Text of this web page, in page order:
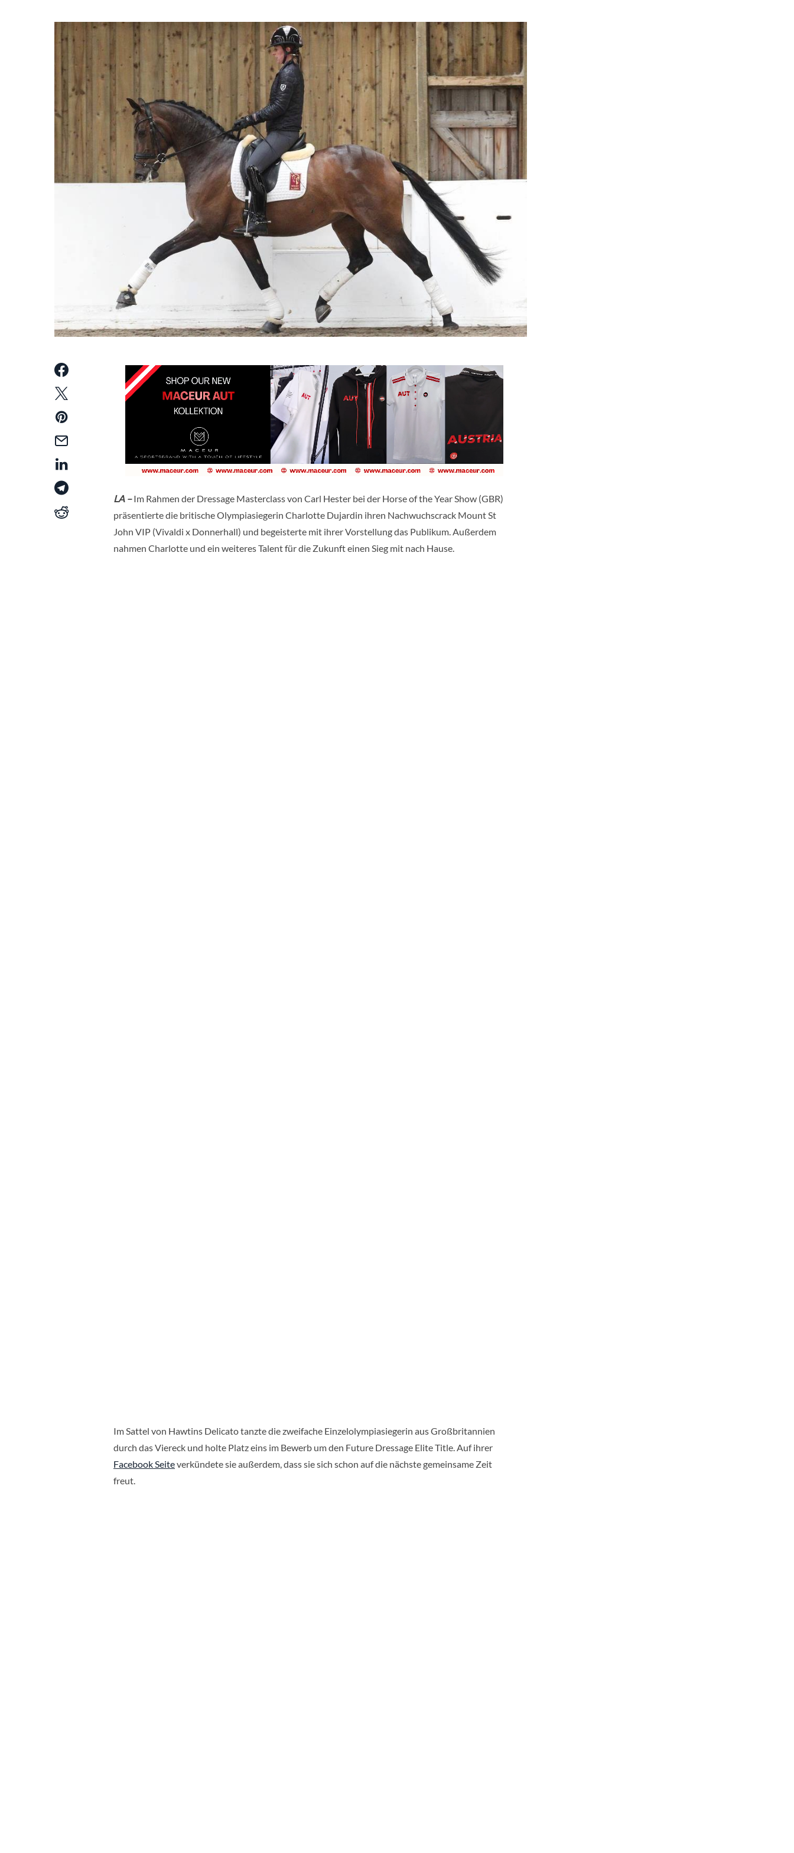
LA – Im Rahmen der Dressage Masterclass von Carl Hester bei der Horse of the Year Show (GBR)
präsentierte die britische Olympiasiegerin Charlotte Dujardin ihren Nachwuchscrack Mount St
John VIP (Vivaldi x Donnerhall) und begeisterte mit ihrer Vorstellung das Publikum. Außerdem
nahmen Charlotte und ein weiteres Talent für die Zukunft einen Sieg mit nach Hause.
Im Sattel von Hawtins Delicato tanzte die zweifache Einzelolympiasiegerin aus Großbritannien
durch das Viereck und holte Platz eins im Bewerb um den Future Dressage Elite Title. Auf ihrer
Facebook Seiteverkündete sie außerdem, dass sie sich schon auf die nächste gemeinsame Zeit
freut.